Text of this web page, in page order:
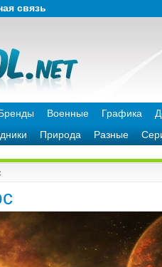
связь
Военные Графика
Природа Разные